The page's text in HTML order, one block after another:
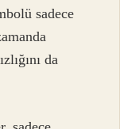
sadece
da